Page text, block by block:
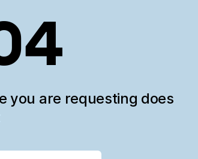
you are requesting does